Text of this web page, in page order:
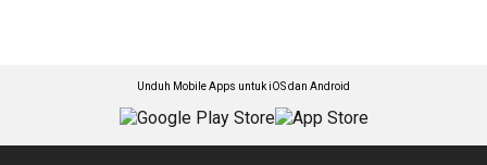
Unduh Mobile Apps untuk iOS dan Android